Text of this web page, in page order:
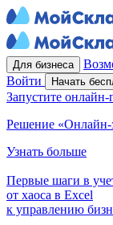
Для бизнеса
Войти Начать
Запустите онлайн-
Решение «Онлайн-
Узнать больше
Первые шаги в
от хаоса в Excel
к управлению